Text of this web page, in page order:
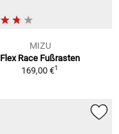
MIZU
Flex Race Fußrasten
169,00 €1